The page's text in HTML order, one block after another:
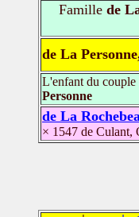
Famillede
de La
L'enfant du couple
Personne
de La
× 1547 de Culant,